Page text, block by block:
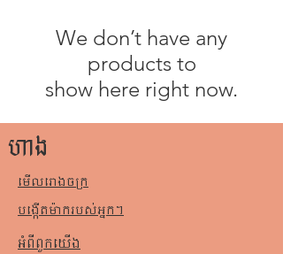
We don’t have any
products to
show here right now.
ហាង
មើលរោងចក្រ
បង្កើតម៉ាករបស់អ្នក។
អំពី​ពួក​យើង